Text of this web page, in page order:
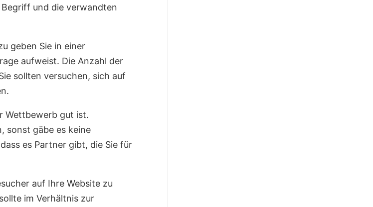
und die verwandten
geben Sie in einer
aufweist. Die Anzahl der
sollten versuchen, sich auf
Wettbewerb gut ist.
sonst gäbe es keine
es Partner gibt, die Sie für
auf Ihre Website zu
im Verhältnis zur